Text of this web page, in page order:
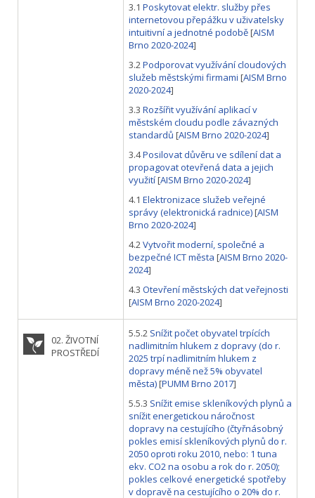
3.1 Poskytovat elektr. služby přes
internetovou přepážku v uživatelsky
intuitivní a jednotné podobě[AISM
Brno 2020-2024]
3.2Podporovat využívání cloudových
služeb městskými firmami [AISM Brno
2020-2024]
3.3 Rozšířit využívání aplikací v
městském cloudu podle závazných
standardů [AISM Brno 2020-2024]
3.4Posilovat důvěru ve sdílení dat a
propagovat otevřená data a jejich
využití[AISM Brno 2020-2024]
4.1 Elektronizace služeb veřejné
správy (elektronická radnice)[AISM
Brno 2020-2024]
4.2Vytvořit moderní, společné a
bezpečné ICT města [AISM Brno 2020-
2024]
4.3 Otevření městských dat veřejnosti
[AISM Brno 2020-2024]
02. ŽIVOTNÍ
PROSTŘEDÍ
5.5.2 Snížit počet obyvatel trpících
nadlimitním hlukem z dopravy (do r.
2025 trpí nadlimitním hlukem z
dopravy méně než 5% obyvatel
města)[PUMM Brno 2017]
5.5.3 Snížit emise skleníkových plynů a
snížit energetickou náročnost
dopravy na cestujícího (čtyřnásobný
pokles emisí skleníkových plynů do r.
2050 oproti roku 2010, nebo: 1 tuna
ekv. CO2 na osobu a rok do r. 2050);
pokles celkové energetické spotřeby
v dopravě na cestujícího o 20% do r.